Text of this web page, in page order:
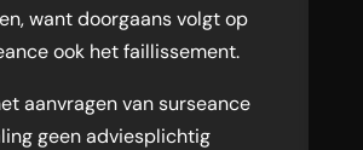
want doorgaans volgt op
ook het faillissement.
aanvragen van surseance
geen adviesplichtig